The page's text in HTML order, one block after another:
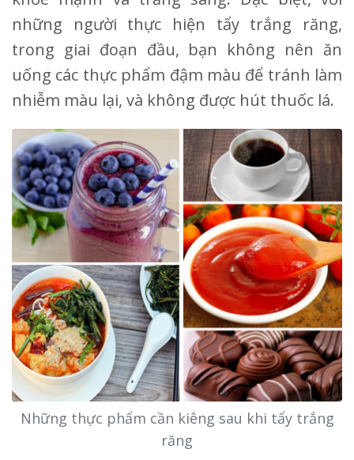
những người thực hiện tẩy trắng răng,
trong giai đoạn đầu, bạn không nên ăn
uống các thực phẩm đậm màu để tránh làm
nhiễm màu lại, và không được hút thuốc lá.
Những thực phẩm cần kiêng sau khi tẩy trắng
răng